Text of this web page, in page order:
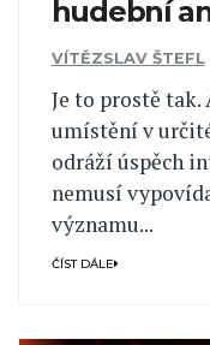
hudební
VÍTĚZSLAV ŠTEFL
Je to prostě tak.
umístění v
odráží úspěch
nemusí
významu...
ČÍST DÁLE